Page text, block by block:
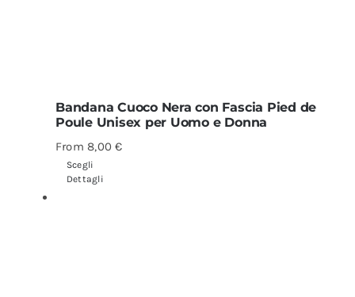
Bandana Cuoco Nera con Fascia Pied de
Poule Unisex per Uomo e Donna
From8,00€
Scegli
Dettagli